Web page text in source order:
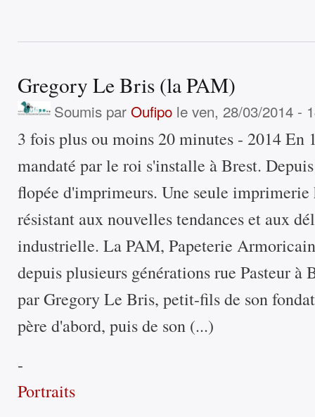
Gregory Le Bris (la PAM)
Soumis par Oufipole ven, 28/03/2014 -
3 fois plus ou moins 20 minutes - 2014
mandaté par le roi s'installe à Brest.
flopée d'imprimeurs. Une seule imprimerie
résistant aux nouvelles tendances et aux
industrielle. La PAM, Papeterie
depuis plusieurs générations rue Pasteur à
par Gregory Le Bris, petit-fils de son
père d'abord, puis de son (...)
-
Portraits